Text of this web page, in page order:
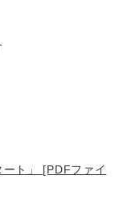
ト」 [PDFファイ